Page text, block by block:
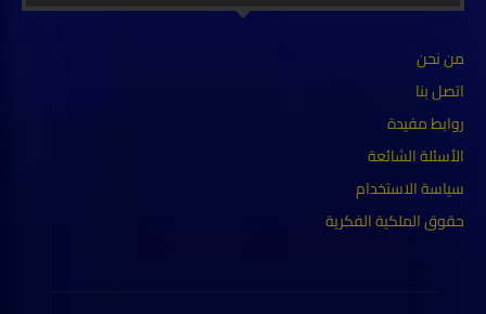
من نحن
اتصل بنا
روابط مفيدة
الأسئلة الشائعة
سياسة الاستخدام
حقوق الملكية الفكرية